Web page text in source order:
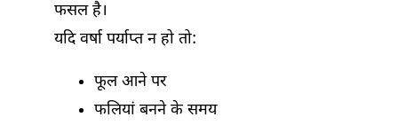
फसल है।
यदि वर्षा पर्याप्त न हो तो:
फूल आने पर
फलियां बनने के समय